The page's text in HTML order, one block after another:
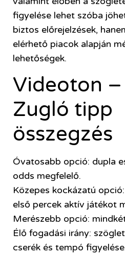
figyelése lehet szóba
biztos előrejelzések,
elérhető piacok alapján
lehetőségek.
Videoton –
Zugló tipp
összegzés
Óvatosabb opció: dupla
odds megfelelő.
Közepes kockázatú
első percek aktív játékot
Merészebb opció:
Élő fogadási irány:
cserék és tempó